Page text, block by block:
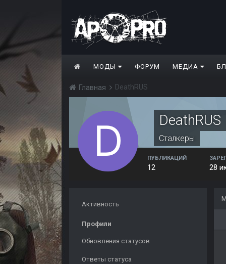
МОДЫ ФОРУМ МЕДИА
Главная DeathRUS
DeathRUS
Сталкеры
ПУБЛИКАЦИЙ
12 28
Активность
Профили
Обновления статусов
Ответы статуса